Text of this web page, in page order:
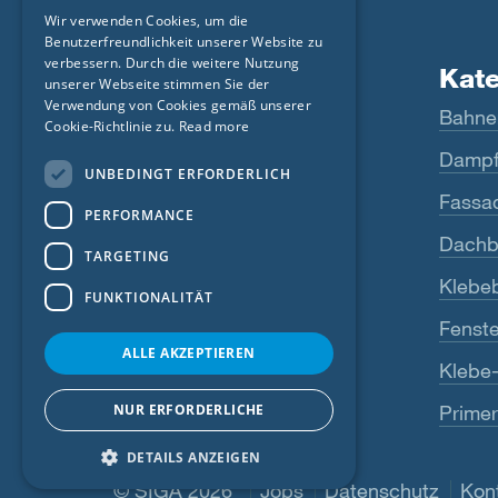
Produkte
Fentrim
Rissan
Primur
Alle anzeigen
Primer
© SIGA 2026
Footer-NavigationJobs Datenschutz
FRENCH
CZECH
NORWEGIAN
Wir verwenden Cookies, um die
Benutzerfreundlichkeit unserer Website zu
verbessern. Durch die weitere Nutzung
unserer Webseite stimmen Sie der
Verwendung von Cookies gemäß unserer
Cookie-Richtlinie zu. Read more
UNBEDINGT ERFORDERLICH
PERFORMANCE
TARGETING
FUNKTIONALITÄT
ALLE AKZEPTIEREN
NUR ERFORDERLICHE
DETAILS ANZEIGEN